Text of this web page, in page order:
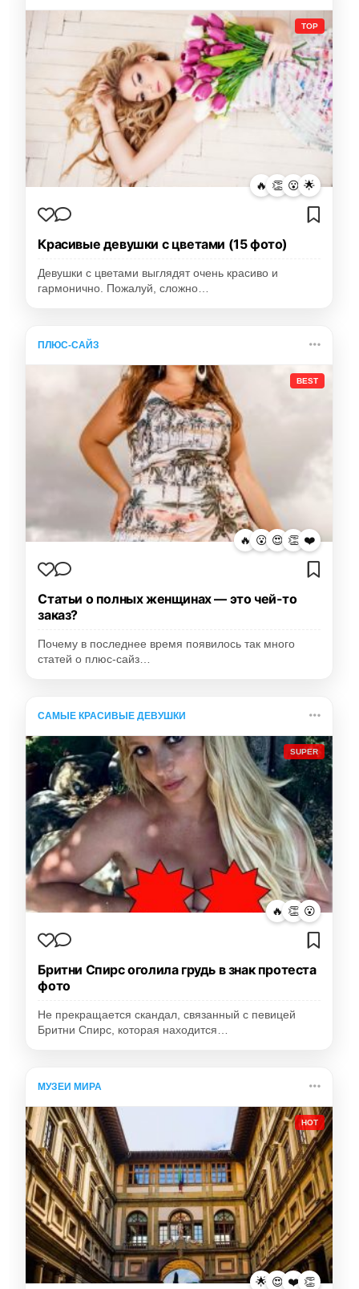
TOP
🔥 👏 😮 🌟
Красивые девушки с цветами (15 фото)
Девушки с цветами выглядят очень красиво и
гармонично. Пожалуй, сложно…
ПЛЮС-САЙЗ
BEST
🔥 😮 😍 👏 ❤️
Статьи о полных женщинах — это чей-то
заказ?
Почему в последнее время появилось так много
статей о плюс-сайз…
САМЫЕ КРАСИВЫЕ ДЕВУШКИ
SUPER
🔥 👏 😮
Бритни Спирс оголила грудь в знак протеста
фото
Не прекращается скандал, связанный с певицей
Бритни Спирс, которая находится…
МУЗЕИ МИРА
HOT
🌟 😍 ❤️ 👏